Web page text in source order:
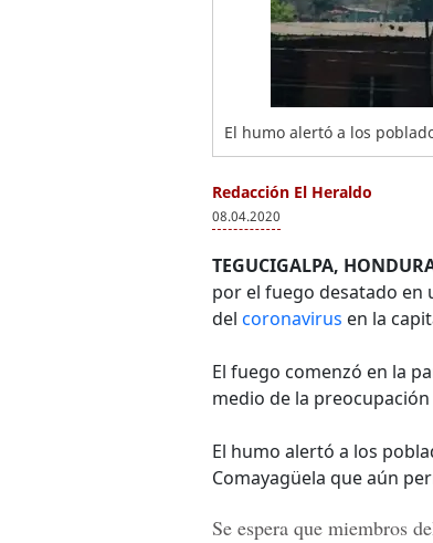
El humo alertó a los
Redacción El Heraldo
08.04.2020
TEGUCIGALPA,
por el fuego desatado en
del coronavirus en la
El fuego comenzó en la
medio de la
El humo alertó a los
Comayagüela que aún
Se espera que miembros